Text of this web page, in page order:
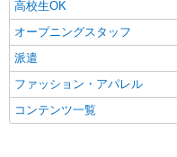
高校生OK
オープニングスタッフ
派遣
ファッション・アパレル
コンテンツ一覧